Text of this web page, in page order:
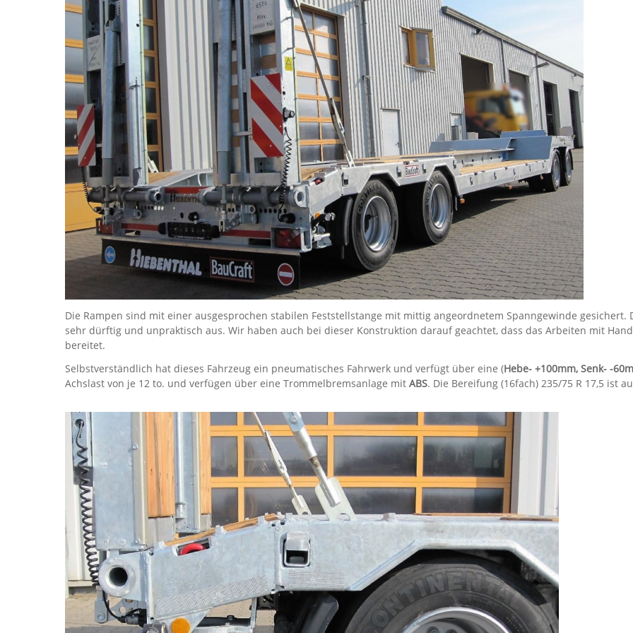
Die Rampen sind mit einer ausgesprochen stabilen Feststellstange mit mittig angeordnetem Spanngewinde
sehr dürftig und unpraktisch aus. Wir haben auch bei dieser Konstruktion darauf geachtet, dass das Arbeiten mit
bereitet.
Selbstverständlich hat dieses Fahrzeug ein pneumatisches Fahrwerk und verfügt über eine (Hebe- +100mm, Senk- -
Achslast von je 12 to. und verfügen über eine Trommelbremsanlage mit ABS. Die Bereifung (16fach) 235/75 R 17,5 ist